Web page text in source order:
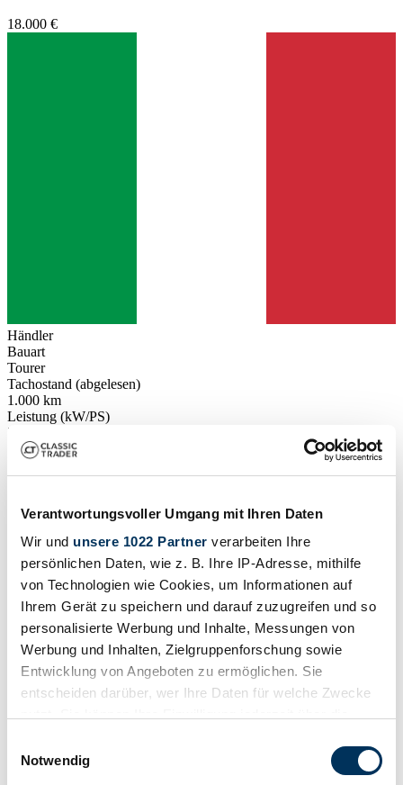
Verantwortungsvoller Umgang mit Ihren Daten
Wir und unsere 1022 Partner verarbeiten Ihre
persönlichen Daten, wie z. B. Ihre IP-Adresse, mithilfe
von Technologien wie Cookies, um Informationen auf
Ihrem Gerät zu speichern und darauf zuzugreifen und so
personalisierte Werbung und Inhalte, Messungen von
Werbung und Inhalten, Zielgruppenforschung sowie
Entwicklung von Angeboten zu ermöglichen. Sie
entscheiden darüber, wer Ihre Daten für welche Zwecke
Trigger Symbol ändern oder widerrufen
Notwendig
18.000 €
Händler
Bauart
Tourer
Tachostand (abgelesen)
1.000 km
Leistung (kW/PS)
2 / 3